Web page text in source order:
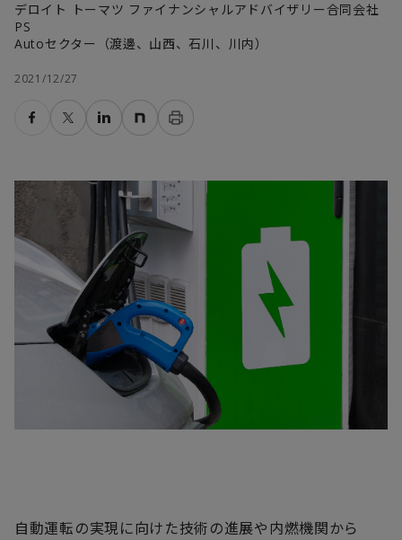
ログイン FAM会員登録
デロイト トーマツ ファイナンシャルアドバイザリー合同会社
PS
Autoセクター（渡邊、山西、石川、川内）
2021/12/27
自動運転の実現に向けた技術の進展や内燃機関から